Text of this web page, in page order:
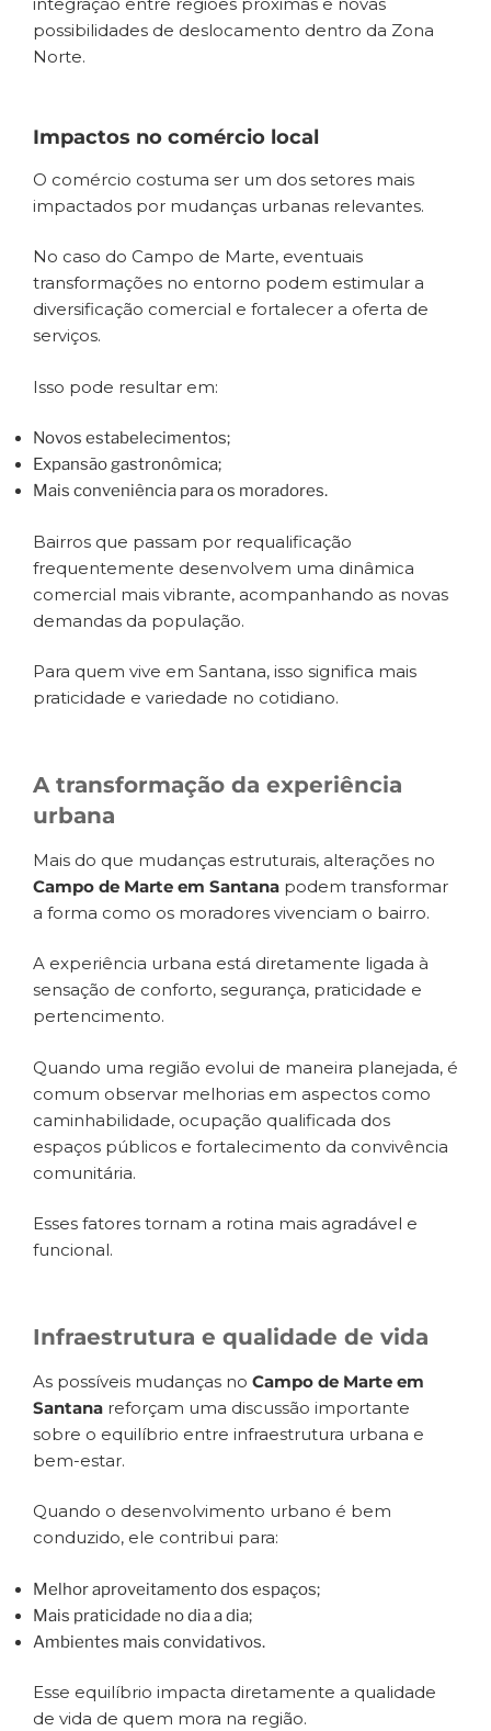
possibilidades de deslocamento dentro da Zona
Norte.
Impactos no comércio local
O comércio costuma ser um dos setores mais
impactados por mudanças urbanas relevantes.
No caso do Campo de Marte, eventuais
transformações no entorno podem estimular a
diversificação comercial e fortalecer a oferta de
serviços.
Isso pode resultar em:
Novos estabelecimentos;
Expansão gastronômica;
Mais conveniência para os moradores.
Bairros que passam por requalificação
frequentemente desenvolvem uma dinâmica
comercial mais vibrante, acompanhando as novas
demandas da população.
Para quem vive em Santana, isso significa mais
praticidade e variedade no cotidiano.
A transformação da experiência
urbana
Mais do que mudanças estruturais, alterações no
Campo de Marte em Santana podem transformar
a forma como os moradores vivenciam o bairro.
A experiência urbana está diretamente ligada à
sensação de conforto, segurança, praticidade e
pertencimento.
Quando uma região evolui de maneira planejada, é
comum observar melhorias em aspectos como
caminhabilidade, ocupação qualificada dos
espaços públicos e fortalecimento da convivência
comunitária.
Esses fatores tornam a rotina mais agradável e
funcional.
Infraestrutura e qualidade de vida
As possíveis mudanças no Campo de Marte em
Santana reforçam uma discussão importante
sobre o equilíbrio entre infraestrutura urbana e
bem-estar.
Quando o desenvolvimento urbano é bem
conduzido, ele contribui para:
Melhor aproveitamento dos espaços;
Mais praticidade no dia a dia;
Ambientes mais convidativos.
Esse equilíbrio impacta diretamente a qualidade
de vida de quem mora na região.